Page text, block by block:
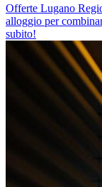
Offerte Lugano
alloggio per
subito!